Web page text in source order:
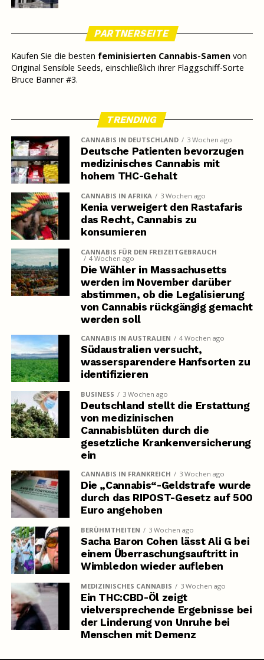
PARTNERSEITE
Kaufen Sie die besten feminisierten Cannabis-Samenvon
Original Sensible Seeds, einschließlich ihrer Flaggschiff-Sorte
Bruce Banner #3.
TRENDING
CANNABIS IN DEUTSCHLAND 3 Wochen ago
Deutsche Patienten bevorzugen
medizinisches Cannabis mit
hohem THC-Gehalt
CANNABIS IN AFRIKA 3 Wochen ago
Kenia verweigert den Rastafaris
das Recht, Cannabis zu
konsumieren
CANNABIS FÜR DEN FREIZEITGEBRAUCH
4 Wochen ago
Die Wähler in Massachusetts
werden im November darüber
abstimmen, ob die Legalisierung
von Cannabis rückgängig gemacht
werden soll
CANNABIS IN AUSTRALIEN 4 Wochen ago
Südaustralien versucht,
wassersparendere Hanfsorten zu
identifizieren
BUSINESS 3 Wochen ago
Deutschland stellt die Erstattung
von medizinischen
Cannabisblüten durch die
gesetzliche Krankenversicherung
ein
CANNABIS IN FRANKREICH 3 Wochen ago
Die „Cannabis“-Geldstrafe wurde
durch das RIPOST-Gesetz auf 500
Euro angehoben
BERÜHMTHEITEN 3 Wochen ago
Sacha Baron Cohen lässt Ali G bei
einem Überraschungsauftritt in
Wimbledon wieder aufleben
MEDIZINISCHES CANNABIS 3 Wochen ago
Ein THC:CBD-Öl zeigt
vielversprechende Ergebnisse bei
der Linderung von Unruhe bei
Menschen mit Demenz